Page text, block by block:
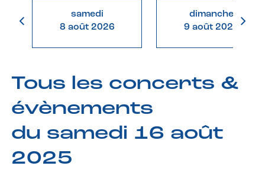
samedi
8 août 2026
dimanche
9 août 2026
Tous les concerts &
évènements
du samedi 16 août
2025